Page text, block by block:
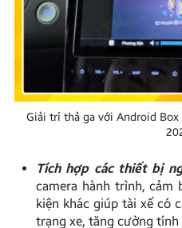
Giải trí thả ga với Android
Tích hợp các thiết bị
camera hành trình, cảm
kiện khác giúp tài xế có
trạng xe, tăng cường tính